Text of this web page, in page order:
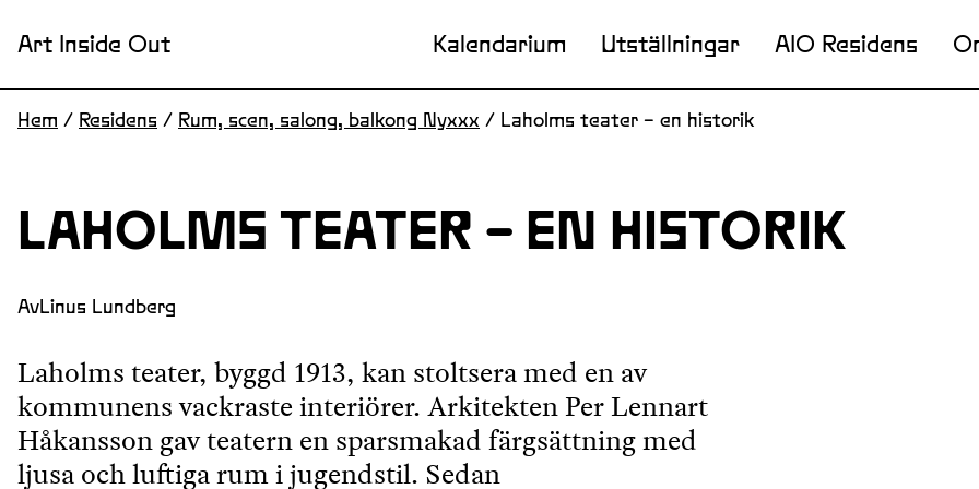
Art Inside Out Kalendarium Utställningar AIO Residens
Hem / Residens / Rum, scen, salong, balkong Nyxxx / Laholms teater – en historik
LAHOLMS TEATER – EN HISTORIK
AvLinus Lundberg
Laholms teater, byggd 1913, kan stoltsera med en av
kommunens vackraste interiörer. Arkitekten Per Lennart
Håkansson gav teatern en sparsmakad färgsättning med
ljusa och luftiga rum i jugendstil. Sedan